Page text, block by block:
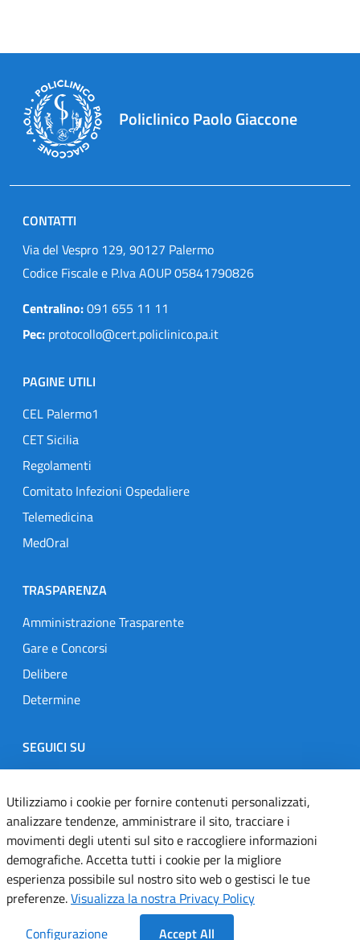
Policlinico Paolo Giaccone
CONTATTI
Via del Vespro 129, 90127 Palermo
Codice Fiscale e P.Iva AOUP 05841790826
Centralino:091 655 11 11
Pec: protocollo@cert.policlinico.pa.it
PAGINE UTILI
CEL Palermo1
CET Sicilia
Regolamenti
Comitato Infezioni Ospedaliere
Telemedicina
MedOral
TRASPARENZA
Amministrazione Trasparente
Gare e Concorsi
Delibere
Determine
SEGUICI SU
Designers Italia
TwitterInstagramYoutubeLinkedin
Dichiarazione di accessibilità
Informativa cookie
Utilizziamo i cookie per fornire contenuti personalizzati,
analizzare tendenze, amministrare il sito, tracciare i
movimenti degli utenti sul sito e raccogliere informazioni
demografiche. Accetta tutti i cookie per la migliore
esperienza possibile sul nostro sito web o gestisci le tue
preferenze.Visualizza la nostra Privacy Policy
Configurazione
Accept All